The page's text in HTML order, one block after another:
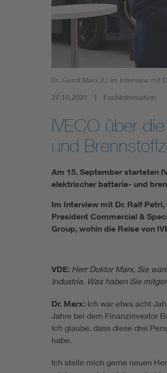
Standards
Dr. Gerrit Marx (l.) im Interview mit
27.10.2021 Fachinformation
IVECO über
und
Am 15. September starteten
elektrischer batterie- und
Im Interview mit Dr. Ralf
President Commercial &
Group, wohin die Reise von
VDE: Herr Doktor Marx, Sie
Industrie. Was haben Sie
Dr. Marx: Ich war etwa acht
Jahre bei dem Finanzinvestor
Ich glaube, dass diese drei
habe.
Ich stelle mich gerne neuen